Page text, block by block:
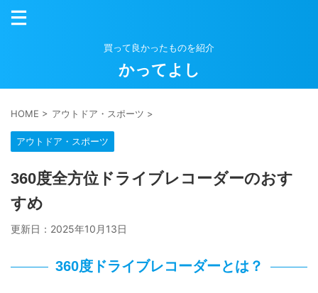
買って良かったものを紹介
かってよし
HOME > アウトドア・スポーツ >
アウトドア・スポーツ
360度全方位ドライブレコーダーのおす
すめ
更新日： 2025年10月13日
360度ドライブレコーダーとは？